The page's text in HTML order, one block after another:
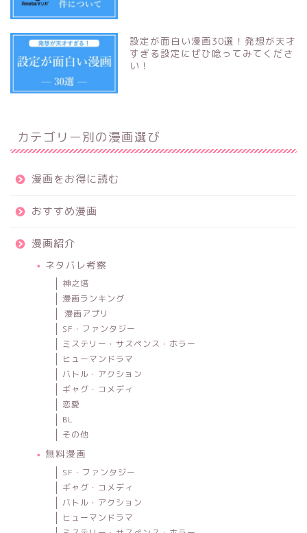
設定が面白い漫画30選！発想が天才
すぎる設定にぜひ唸ってみてくださ
い！
カテゴリー別の漫画選び
漫画をお得に読む
おすすめ漫画
漫画紹介
ネタバレ考察
神之塔
漫画ランキング
漫画アプリ
SF・ファンタジー
ミステリー・サスペンス・ホラー
ヒューマンドラマ
バトル・アクション
ギャグ・コメディ
恋愛
BL
その他
無料漫画
SF・ファンタジー
ギャグ・コメディ
バトル・アクション
ヒューマンドラマ